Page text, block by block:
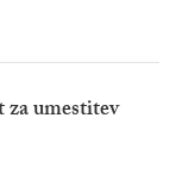
umestitev